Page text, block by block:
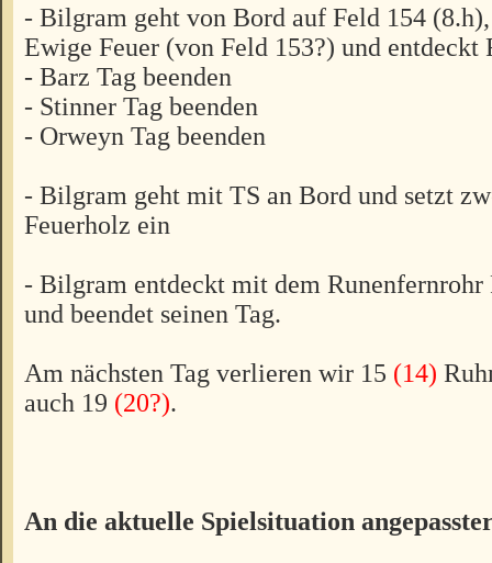
- Bilgram geht von Bord auf Feld 154
Ewige Feuer (von Feld 153?) und entdeckt
- Barz Tag beenden
- Stinner Tag beenden
- Orweyn Tag beenden
- Bilgram geht mit TS an Bord und setzt
Feuerholz ein
- Bilgram entdeckt mit dem Runenfernrohr
und beendet seinen Tag.
Am nächsten Tag verlieren wir 15 (14)
auch 19 (20?).
An die aktuelle Spielsituation